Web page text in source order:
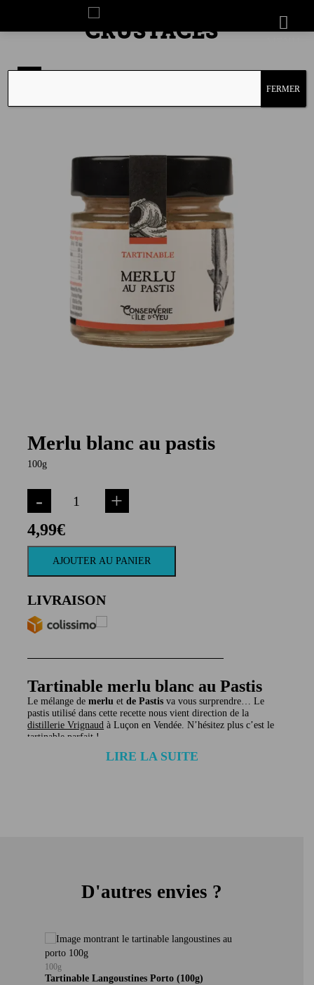
NOS POISSONS &
CRUSTACÉS
Merlu blanc au pastis
100g
- +
4,99€
AJOUTER AU PANIER
LIVRAISON
Tartinable merlu blanc au Pastis
Le mélange demerlu etde Pastisva vous surprendre… Le
pastis utilisé dans cette recette nous vient direction de la
distillerie Vrignaud à Luçon en Vendée. N’hésitez plus c’est le
tartinable parfait !
Vous désirez d’autres saveurs de tartinables ? Cliquez
conserver entre 0° et 4° et consommer rapidement.
Poids: 100g (
D'autres envies ?
100g
Tartinable Langoustines Porto (100g)
FERMER